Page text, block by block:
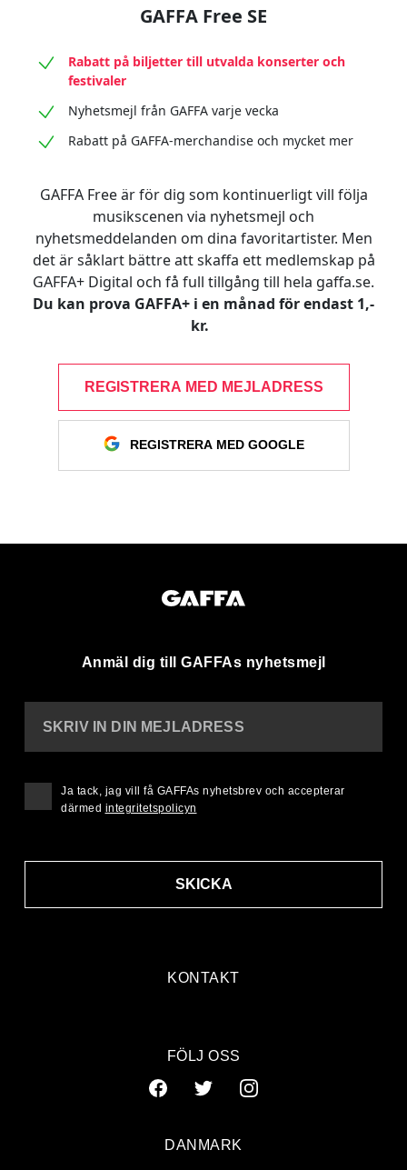
GAFFA Free SE
Rabatt på biljetter till utvalda konserter och
festivaler
Nyhetsmejl från GAFFA varje vecka
Rabatt på GAFFA-merchandise och mycket mer
GAFFA Free är för dig som kontinuerligt vill följa
musikscenen via nyhetsmejl och
nyhetsmeddelanden om dina favoritartister. Men
det är såklart bättre att skaffa ett medlemskap på
GAFFA+ Digital och få full tillgång till hela gaffa.se.
Du kan prova GAFFA+ i en månad för endast 1,-
kr.
REGISTRERA MED MEJLADRESS
REGISTRERA MED GOOGLE
Anmäl dig till GAFFAs nyhetsmejl
KONTAKT
SKRIV IN DIN MEJLADRESS
SKICKA
Ja tack, jag vill få GAFFAs nyhetsbrev och accepterar
därmed integritetspolicyn
FÖLJ OSS
DANMARK